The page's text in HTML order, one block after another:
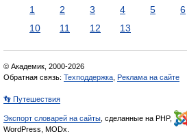
1 2 3 4 5 6
10
11 12 13
© Академик, 2000-2026
Обратная связь: Техподдержка Реклама на сайте
👣 Путешествия
Экспорт словарей на сайты , сделанные на PHP,
WordPress, MODx.